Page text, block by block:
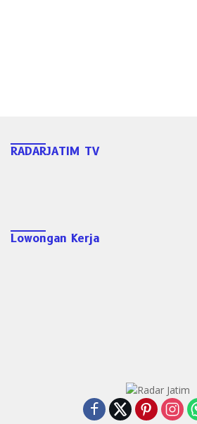
RADARJATIM TV
Lowongan Kerja